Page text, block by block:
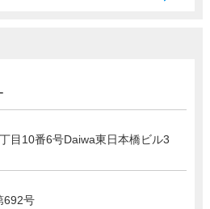
目10番6号Daiwa東日本橋ビル3
692号